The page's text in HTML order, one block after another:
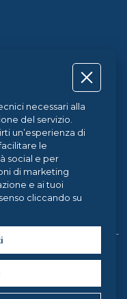
all rights reserved. |
per l'Innovazione, la
Multimediale
necessari alla
del servizio.
un’esperienza di
le
social e per
di marketing
e ai tuoi
cliccando su